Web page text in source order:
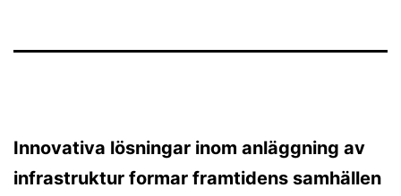
Innovativa lösningar inom anläggning av
infrastruktur formar framtidens samhällen